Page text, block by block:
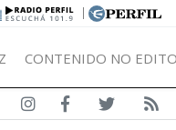
|
CONTENIDO NO